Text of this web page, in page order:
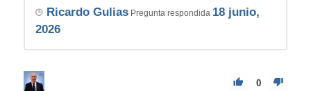
Ricardo GuliasPregunta respondida 18 junio,
2026
0